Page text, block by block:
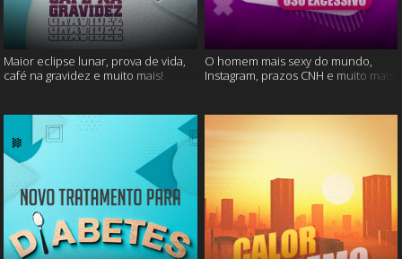
Maior eclipse lunar, prova de vida,
café na gravidez e muito mais!
O homem mais sexy do mundo,
Instagram, prazos CNH e muito mais!